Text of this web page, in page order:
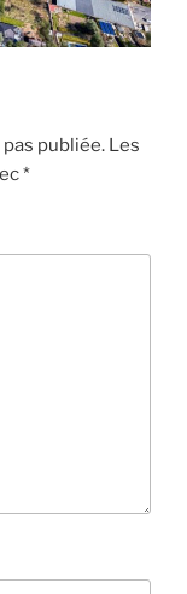
publiée. Les
*